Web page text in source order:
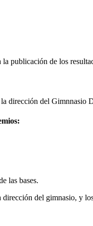
publicación de los
dirección del Gimnnasio
las bases.
del gimnasio, y